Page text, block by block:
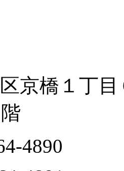
京橋１丁目
4890